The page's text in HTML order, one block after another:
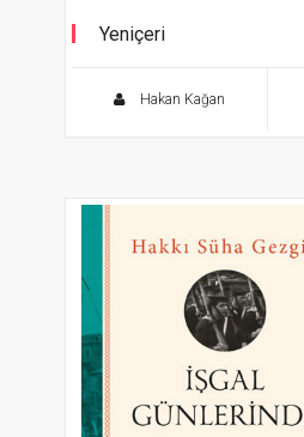
Yeniçeri
gelmezHakan Kağan